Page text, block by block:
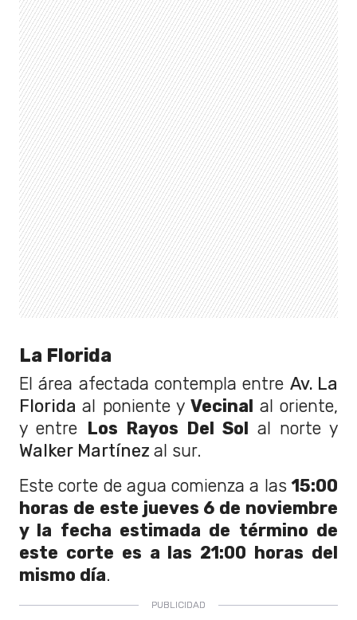
La Florida
El área afectada contempla entre Av. La
Floridaal poniente yVecinal al oriente,
y entre Los Rayos Del Sol al norte y
Walker Martínez al sur.
Este corte de agua comienza a las15:00
horas de este jueves 6 de noviembre
y la fecha estimada de término de
este corte es a las 21:00 horas del
mismo día.